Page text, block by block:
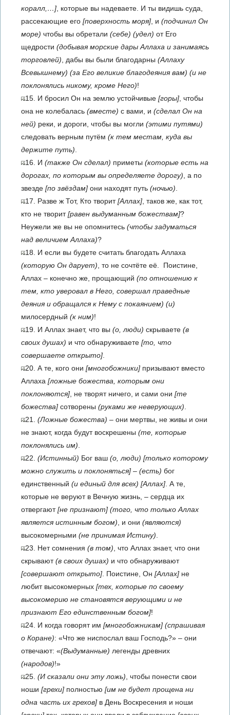
коралл,…] , которые вы надеваете. И ты видишь суда,
рассекающие его [поверхность моря] , и (подчинил Он
море) чтобы вы обретали (себе) (удел) от Его
щедрости (добывая морские дары Аллаха и занимаясь
торговлей) , дабы вы были благодарны (Аллаху
Всевышнему) (за Его великие благодеяния вам) (и не
поклонялись никому, кроме Него)!
15. И бросил Он на землю устойчивые [горы] , чтобы
она не колебалась (вместе) с вами, и (сделал Он на
ней) реки, и дороги, чтобы вы могли (этими путями)
следовать верным путём (к тем местам, куда вы
держите путь)
16. И (также Он сделал) приметы (которые есть на
дорогах, по которым вы определяете дорогу) , а по
звезде [по звёздам] они находят путь (ночью)
17. Разве ж Тот, Кто творит[Аллах] , таков же, как тот,
кто не творит[равен выдуманным божествам]?
Неужели же вы не опомнитесь (чтобы задуматься
над величием Аллаха)?
18. И если вы будете считать благодать Аллаха
(которую Он дарует) , то не сочтёте её. Поистине,
Аллах – конечно же, прощающий (по отношению к
тем, кто уверовал в Него, совершал праведные
деяния и обращался к Нему с покаянием) (и)
милосердный (к ним)!
19. И Аллах знает, что вы (о, люди) скрываете (в
своих душах) и что обнаруживаете [то, что
совершаете открыто]
20. А те, кого они [многобожники] призывают вместо
Аллаха [ложные божества, которым они
поклоняются] , не творят ничего, и сами они [те
божества] сотворены (руками же неверующих)
21. (Ложные божества) – они мертвы, не живы и они
не знают, когда будут воскрешены (те, которые
поклонялись им)
22. (Истинный) Бог ваш (о, люди) [только которому
можно служить и поклоняться] – (есть) бог
единственный (и единый для всех) [Аллах] . А те,
которые не веруют в Вечную жизнь, – сердца их
отвергают[не признают] (того, что только Аллах
является истинным богом) , и они (являются)
высокомерными (не принимая Истину)
23. Нет сомнения (в том) , что Аллах знает, что они
скрывают(в своих душах) и что обнаруживают
[совершают открыто] . Поистине, Он [Аллах] не
любит высокомерных [тех, которые по своему
высокомерию не становятся верующими и не
признают Его единственным богом]!
24. И когда говорят им [многобожникам] (спрашивая
о Коране): «Что же ниспослал ваш Господь?» – они
отвечают: «(Выдуманные) легенды древних
(народов)!»
25. (И сказали они эту ложь) , чтобы понести свои
ноши [грехи] полностью [им не будет прощена ни
одна часть их грехов] в День Воскресения и ноши